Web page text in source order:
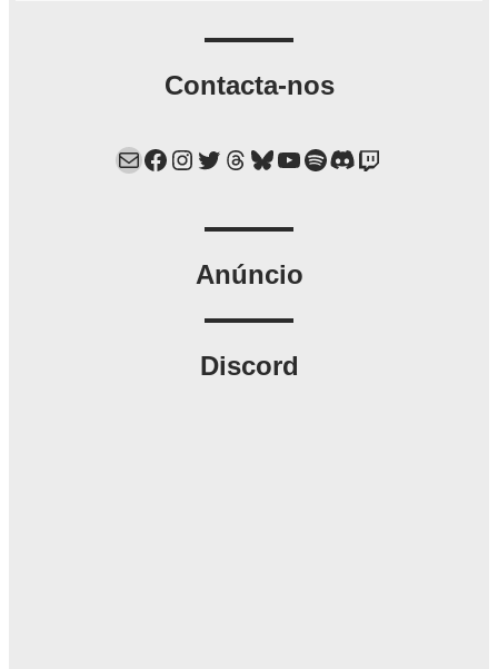
Contacta-nos
Mail Facebook Instagram Twitter Threads Bluesky YouTube Spotify Discord Twitch
Anúncio
Discord